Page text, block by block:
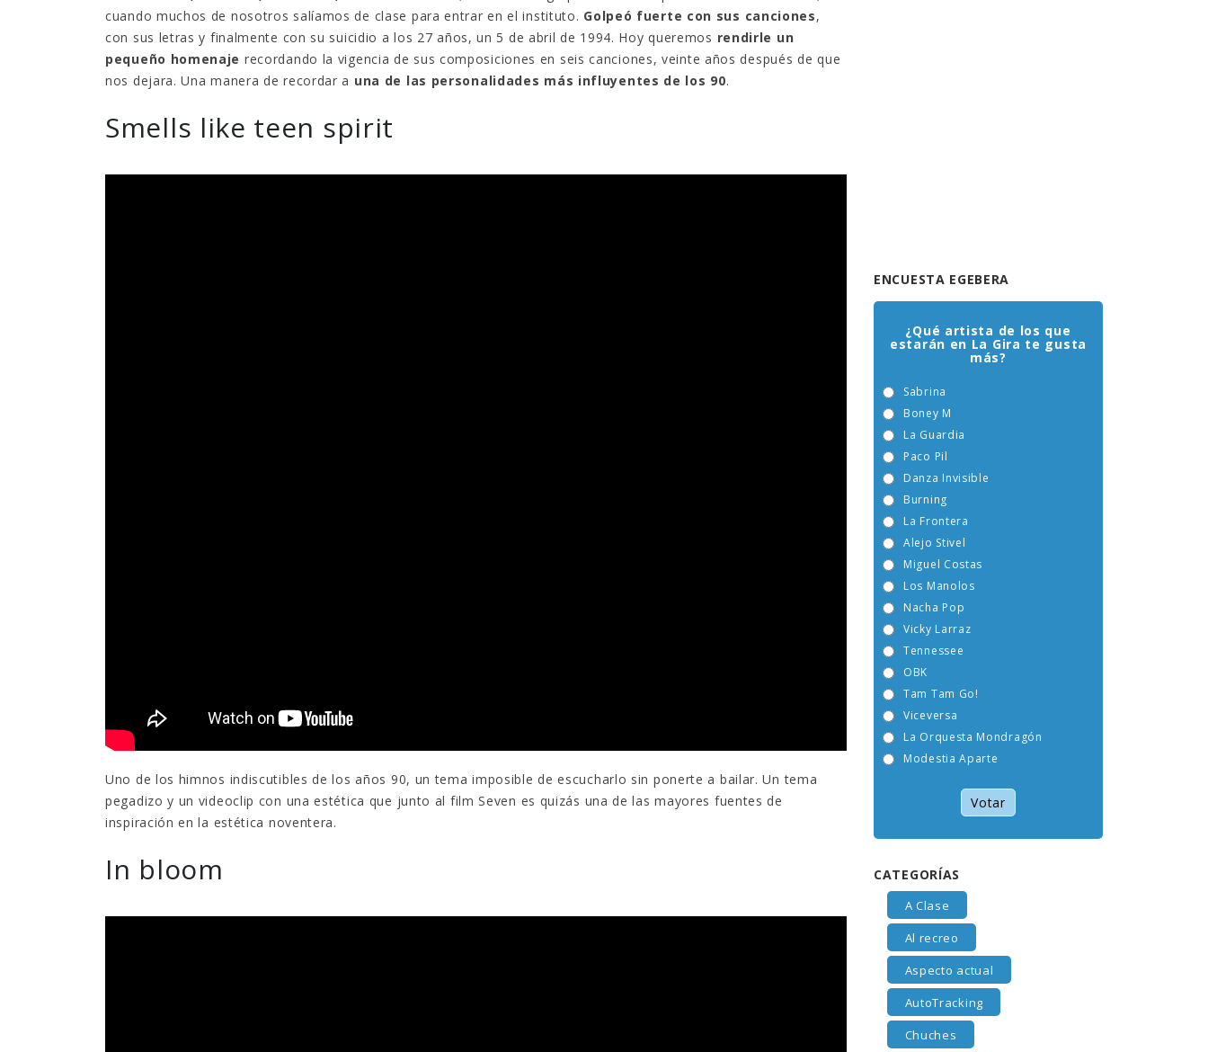
cuando muchos de nosotros salíamos de clase para entrar en el instituto. Golpeó fuerte con sus canciones,
con sus letras y finalmente con su suicidio a los 27 años, un 5 de abril de 1994. Hoy queremos rendirle un
pequeño homenaje recordando la vigencia de sus composiciones en seis canciones, veinte años después de que
nos dejara. Una manera de recordar a una de las personalidades más influyentes de los 90.
Smells like teen spirit
Uno de los himnos indiscutibles de los años 90, un tema imposible de escucharlo sin ponerte a bailar. Un tema
pegadizo y un videoclip con una estética que junto al film Seven es quizás una de las mayores fuentes de
inspiración en la estética noventera.
In bloom
ENCUESTA EGEBERA
¿Qué artista de los que
estarán en La Gira te gusta
más?
Sabrina
Boney M
La Guardia
Paco Pil
Danza Invisible
Burning
La Frontera
Alejo Stivel
Miguel Costas
Los Manolos
Nacha Pop
Vicky Larraz
Tennessee
OBK
Tam Tam Go!
Viceversa
La Orquesta Mondragón
Modestia Aparte
Votar
CATEGORÍAS
A Clase
Al recreo
Aspecto actual
AutoTracking
Chuches